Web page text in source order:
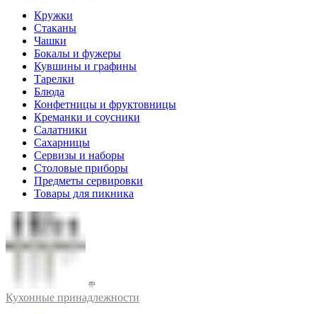
Кружки
Стаканы
Чашки
Бокалы и фужеры
Кувшины и графины
Тарелки
Блюда
Конфетницы и фруктовницы
Креманки и соусники
Салатники
Сахарницы
Сервизы и наборы
Столовые приборы
Предметы сервировки
Товары для пикника
Кухонные принадлежности